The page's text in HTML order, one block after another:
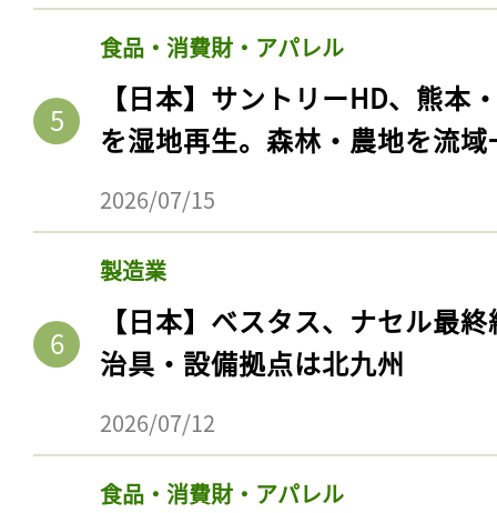
食品・消費財・アパレル
【日本】サントリーHD、熊本
を湿地再生。森林・農地を流
2026/07/15
製造業
【日本】ベスタス、ナセル最
治具・設備拠点は北九州
2026/07/12
食品・消費財・アパレル